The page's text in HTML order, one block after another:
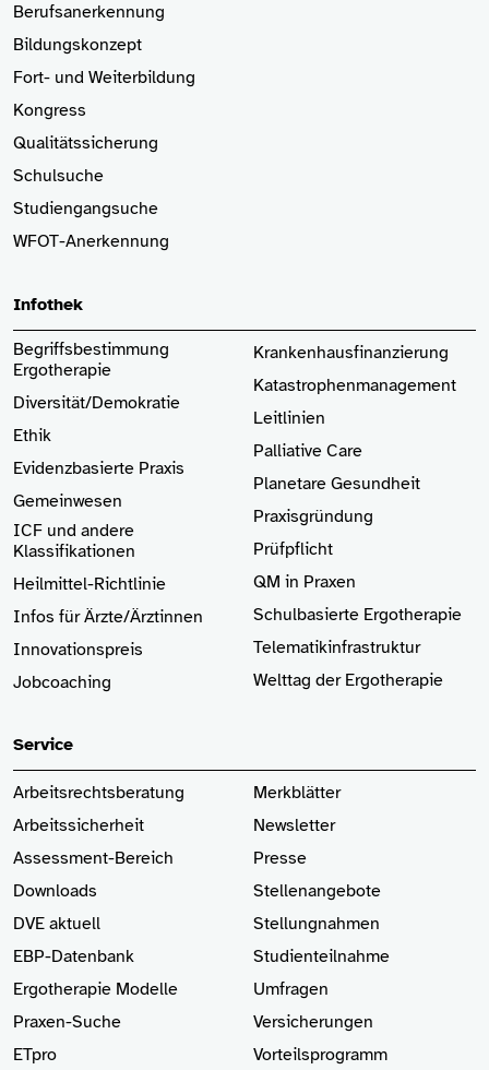
Berufsanerkennung
Bildungskonzept
Fort- und Weiterbildung
Kongress
Qualitätssicherung
Schulsuche
Studiengangsuche
WFOT-Anerkennung
Infothek
Begriffsbestimmung
Ergotherapie
Diversität/Demokratie
Ethik
Evidenzbasierte Praxis
Gemeinwesen
ICF und andere
Klassifikationen
Heilmittel-Richtlinie
Infos für Ärzte/Ärztinnen
Innovationspreis
Jobcoaching
Krankenhaus­finanzierung
Katastrophenmanagement
Leitlinien
Palliative Care
Planetare Gesundheit
Praxisgründung
Prüfpflicht
QM in Praxen
Schulbasierte Ergotherapie
Telematikinfrastruktur
Welttag der Ergotherapie
Service
Arbeitsrechtsberatung
Arbeitssicherheit
Assessment-Bereich
Downloads
DVE aktuell
EBP-Datenbank
Ergotherapie Modelle
Praxen-Suche
ETpro
Merkblätter
Newsletter
Presse
Stellenangebote
Stellungnahmen
Studienteilnahme
Umfragen
Versicherungen
Vorteilsprogramm